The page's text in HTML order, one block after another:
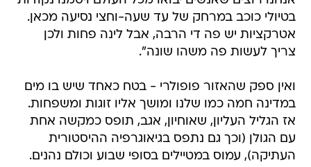
בטיולי כוכב במרחק של עד שעה-וחצי נסיעה מכאן.
אטרקציות יש פה די הרבה, אבל לינה פחות ולכן
צריך לעשות פה משהו שונה".
ואין ספק שהאזור פופולרי - בטח כאחד שיש בו מים
במדינה חמה כמו שלנו ומושך אליו זוגות ומשפחות.
אז הגליל העליון, שאוחיון, אגב, תופס כמקשה אחת
עם הגולן (וכך גם נתפס בגיאוגרפיה ההיסטורית
העתיקה), עמוס במטיילים בסופי שבוע וכולם נהנים.